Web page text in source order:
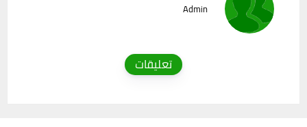
Admin
تعليقات